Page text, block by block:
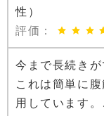
性）
評価：
今まで長続きが
これは簡単に
用しています